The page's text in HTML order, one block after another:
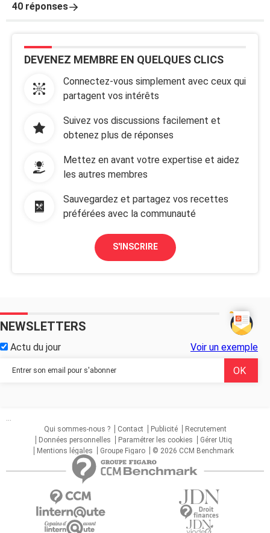
40 réponses
DEVENEZ MEMBRE EN QUELQUES CLICS
Connectez-vous simplement avec ceux qui
partagent vos intérêts
Suivez vos discussions facilement et
obtenez plus de réponses
Mettez en avant votre expertise et aidez
les autres membres
Sauvegardez et partagez vos recettes
préférées avec la communauté
S'INSCRIRE
NEWSLETTERS
Actu du jour Voir un exemple
...
Qui sommes-nous ?
Contact Publicité
Recrutement
Données personnelles
Paramétrer les cookies
Gérer Utiq
Mentions légales
Groupe Figaro © 2026 CCM Benchmark